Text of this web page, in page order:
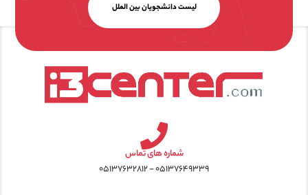
لیست دانشجویان بین الملل
شماره های تماس
۰۵۱۳۷۶۴۹۳۳۹ - ۰۵۱۳۷۶۳۲۸۱۲